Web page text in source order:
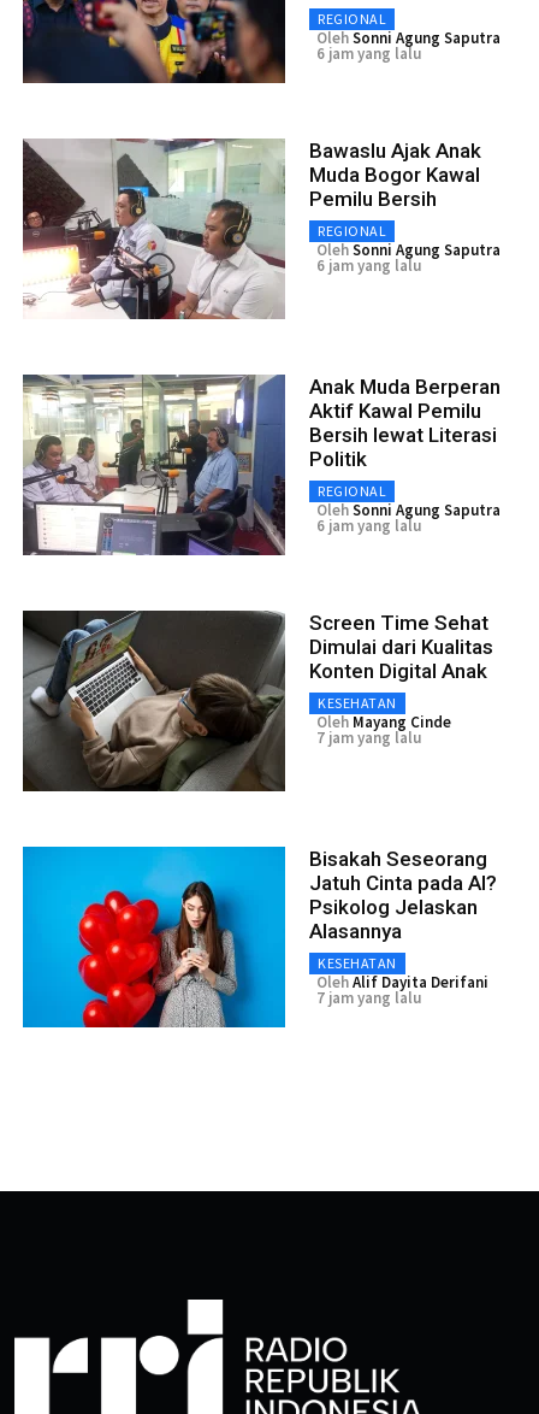
REGIONAL
OlehSonni Agung Saputra
6 jam yang lalu
Bawaslu Ajak Anak
Muda Bogor Kawal
Pemilu Bersih
REGIONAL
OlehSonni Agung Saputra
6 jam yang lalu
Anak Muda Berperan
Aktif Kawal Pemilu
Bersih lewat Literasi
Politik
REGIONAL
OlehSonni Agung Saputra
6 jam yang lalu
Screen Time Sehat
Dimulai dari Kualitas
Konten Digital Anak
KESEHATAN
Oleh Mayang Cinde
7 jam yang lalu
Bisakah Seseorang
Jatuh Cinta pada AI?
Psikolog Jelaskan
Alasannya
KESEHATAN
OlehAlif Dayita Derifani
7 jam yang lalu